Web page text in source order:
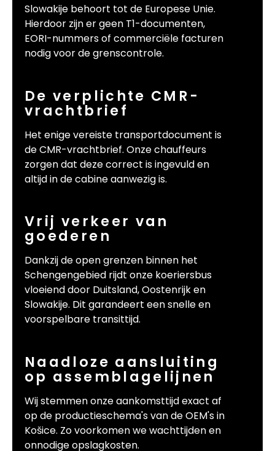
Slowakije behoort tot de Europese Unie.
Hierdoor zijn er geen T1-documenten,
EORI-nummers of commerciële facturen
nodig voor de grenscontrole.
De verplichte CMR-
vrachtbrief
Het enige vereiste transportdocument is
de CMR-vrachtbrief. Onze chauffeurs
zorgen dat deze correct is ingevuld en
altijd in de cabine aanwezig is.
Vrij verkeer van
goederen
Dankzij de open grenzen binnen het
Schengengebied rijdt onze koeriersbus
vloeiend door Duitsland, Oostenrijk en
Slowakije. Dit garandeert een snelle en
voorspelbare transittijd.
Naadloze aansluiting
op assemblagelijnen
Wij stemmen onze aankomsttijd exact af
op de productieschema's van de OEM's in
Košice. Zo voorkomen we wachttijden en
onnodige opslagkosten.